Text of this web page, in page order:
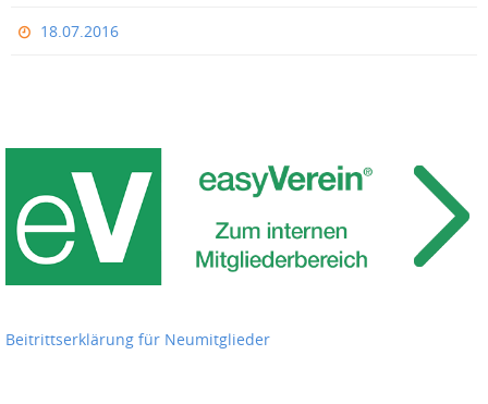
18.07.2016
Beitrittserklärung für Neumitglieder